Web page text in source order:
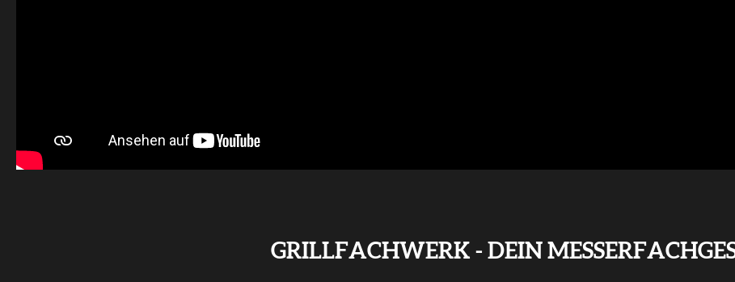
GRILLFACHWERK - DEIN